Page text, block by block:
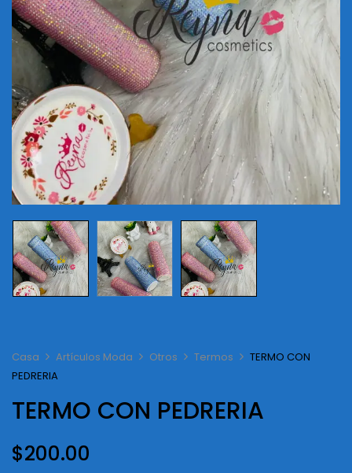
Casa Artículos Moda Otros Termos
TERMO CON
PEDRERIA
TERMO CON PEDRERIA
$200.00